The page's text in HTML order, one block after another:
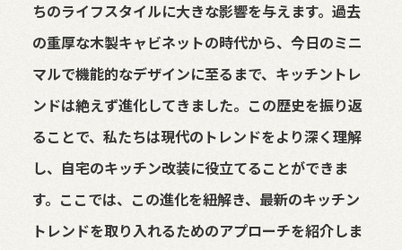
ちのライフスタイルに大きな影響を与えます。過去
の重厚な木製キャビネットの時代から、今日のミニ
マルで機能的なデザインに至るまで、キッチントレ
ンドは絶えず進化してきました。この歴史を振り返
ることで、私たちは現代のトレンドをより深く理解
し、自宅のキッチン改装に役立てることができま
す。ここでは、この進化を紐解き、最新のキッチン
トレンドを取り入れるためのアプローチを紹介しま